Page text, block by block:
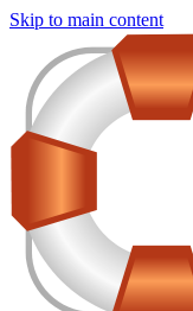
Skip to main content